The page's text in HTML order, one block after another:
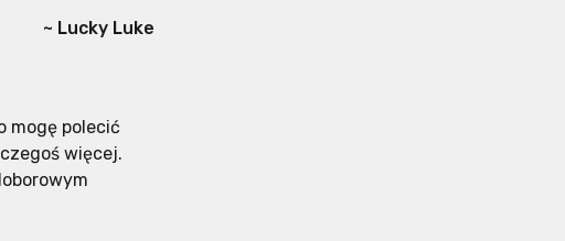
~ Lucky Luke
mogę polecić
więcej.